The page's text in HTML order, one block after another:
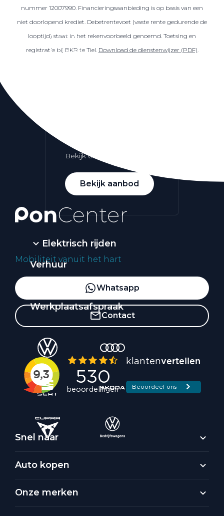
Škoda
CUPRA
Bekijk ons aanbod
Bekijk aanbod
Elektrisch rijden
Verhuur
Vestigingen
Werkplaatsafspraak
nummer 12007990. Financieringsaanbieding is op basis van een
niet doorlopend krediet. Debetrentevoet (vaste rente gedurende de
looptijd) staat in het rekenvoorbeeld genoemd. Toetsing en
registratie bij BKR te Tiel. Download de dienstenwijzer (PDF).
Mobiliteit vanuit het hart
Whatsapp
Contact
Snel naar
Auto kopen
Onze merken